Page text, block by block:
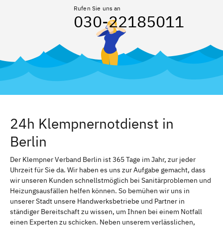
Rufen Sie uns an
030-22185011
24h Klempnernotdienst in
Berlin
Der Klempner Verband Berlin ist 365 Tage im Jahr, zur jeder
Uhrzeit für Sie da. Wir haben es uns zur Aufgabe gemacht, dass
wir unseren Kunden schnellstmöglich bei Sanitärproblemen und
Heizungsausfällen helfen können. So bemühen wir uns in
unserer Stadt unsere Handwerksbetriebe und Partner in
ständiger Bereitschaft zu wissen, um Ihnen bei einem Notfall
einen Experten zu schicken. Neben unserem verlässlichen,